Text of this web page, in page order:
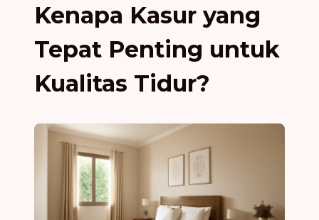
Kenapa Kasur yang
Tepat Penting untuk
Kualitas Tidur?